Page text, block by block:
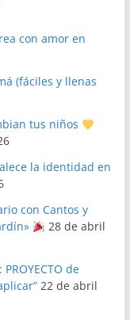
con amor en
(fáciles y llenas
tus niños
la identidad en
con Cantos y
28 de abril
de
22 de abril